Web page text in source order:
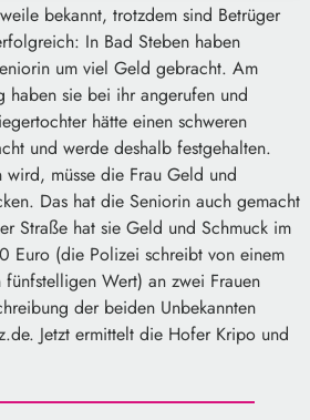
bekannt, trotzdem sind Betrüger
In Bad Steben haben
um viel Geld gebracht. Am
haben sie bei ihr angerufen und
hätte einen schweren
und werde deshalb festgehalten.
wird, müsse die Frau Geld und
Das hat die Seniorin auch gemacht
Straße hat sie Geld und Schmuck im
Euro (die Polizei schreibt von einem
Wert) an zwei Frauen
der beiden Unbekannten
Jetzt ermittelt die Hofer Kripo und